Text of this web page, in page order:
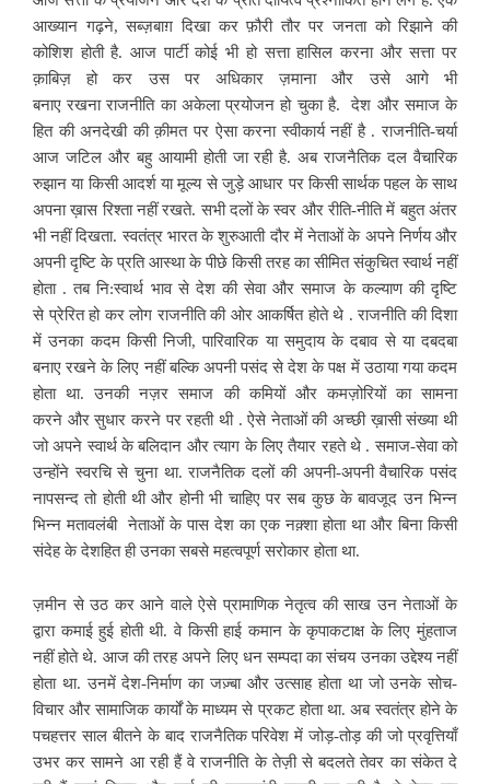
आख्यान गढ़ने, सब्ज़बाग़ दिखा कर फ़ौरी तौर पर जनता को रिझाने की
कोशिश होती है. आज पार्टी कोई भी हो सत्ता हासिल करना और सत्ता पर
क़ाबिज़ हो कर उस पर अधिकार ज़माना और उसे आगे भी
बनाए रखना राजनीति का अकेला प्रयोजन हो चुका है. देश और समाज के
हित की अनदेखी की क़ीमत पर ऐसा करना स्वीकार्य नहीं है . राजनीति-चर्या
आज जटिल और बहु आयामी होती जा रही है. अब राजनैतिक दल वैचारिक
रुझान या किसी आदर्श या मूल्य से जुड़े आधार पर किसी सार्थक पहल के साथ
अपना ख़ास रिश्ता नहीं रखते. सभी दलों के स्वर और रीति-नीति में बहुत अंतर
भी नहीं दिखता. स्वतंत्र भारत के शुरुआती दौर में नेताओं के अपने निर्णय और
अपनी दृष्टि के प्रति आस्था के पीछे किसी तरह का सीमित संकुचित स्वार्थ नहीं
होता . तब नि:स्वार्थ भाव से देश की सेवा और समाज के कल्याण की दृष्टि
से प्रेरित हो कर लोग राजनीति की ओर आकर्षित होते थे . राजनीति की दिशा
में उनका कदम किसी निजी, पारिवारिक या समुदाय के दबाव से या दबदबा
बनाए रखने के लिए नहीं बल्कि अपनी पसंद से देश के पक्ष में उठाया गया कदम
होता था. उनकी नज़र समाज की कमियों और कमज़ोरियों का सामना
करने और सुधार करने पर रहती थी . ऐसे नेताओं की अच्छी ख़ासी संख्या थी
जो अपने स्वार्थ के बलिदान और त्याग के लिए तैयार रहते थे . समाज-सेवा को
उन्होंने स्वरचि से चुना था. राजनैतिक दलों की अपनी-अपनी वैचारिक पसंद
नापसन्द तो होती थी और होनी भी चाहिए पर सब कुछ के बावजूद उन भिन्न
भिन्न मतावलंबी नेताओं के पास देश का एक नक़्शा होता था और बिना किसी
संदेह के देशहित ही उनका सबसे महत्वपूर्ण सरोकार होता था.
ज़मीन से उठ कर आने वाले ऐसे प्रामाणिक नेतृत्व की साख उन नेताओं के
द्वारा कमाई हुई होती थी. वे किसी हाई कमान के कृपाकटाक्ष के लिए मुंहताज
नहीं होते थे. आज की तरह अपने लिए धन सम्पदा का संचय उनका उद्देश्य नहीं
होता था. उनमें देश-निर्माण का जज़्बा और उत्साह होता था जो उनके सोच-
विचार और सामाजिक कार्यों के माध्यम से प्रकट होता था. अब स्वतंत्र होने के
पचहत्तर साल बीतने के बाद राजनैतिक परिवेश में जोड़-तोड़ की जो प्रवृत्तियाँ
उभर कर सामने आ रही हैं वे राजनीति के तेज़ी से बदलते तेवर का संकेत दे